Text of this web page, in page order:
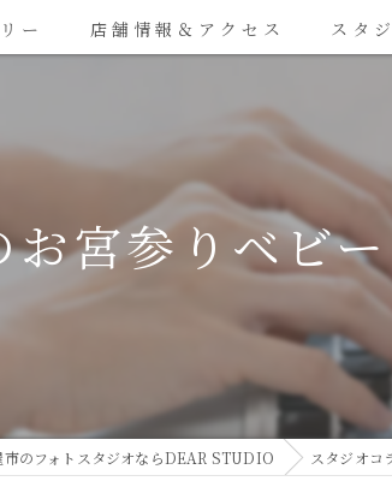
ー 店舗情報＆アクセス スタ
宮参りベビ
市のフォトスタジオならDEAR STUDIO スタジオコ